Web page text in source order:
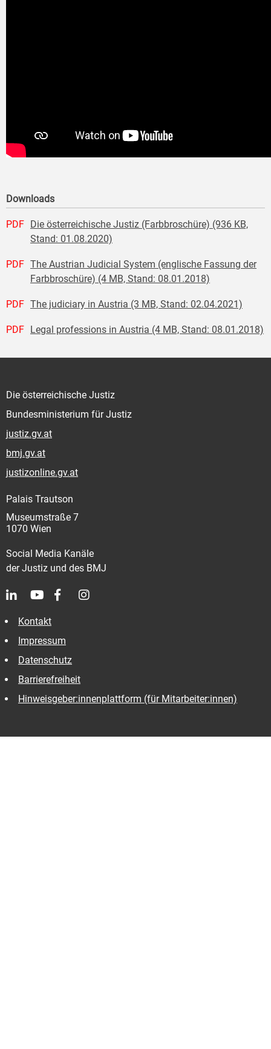
Downloads
PDF
Die österreichische Justiz (Farbbroschüre) (936 KB,
Stand: 01.08.2020)
PDF The Austrian Judicial System (englische Fassung der
Farbbroschüre) (4 MB, Stand: 08.01.2018)
PDF The judiciary in Austria (3 MB, Stand: 02.04.2021)
PDF Legal professions in Austria (4 MB, Stand: 08.01.2018)
Die österreichische Justiz
Bundesministerium für Justiz
justiz.gv.at
bmj.gv.at
justizonline.gv.at
Palais Trautson
Museumstraße 7
1070 Wien
Social Media Kanäle
der Justiz und des BMJ
Kontakt
Impressum
Datenschutz
Barrierefreiheit
Hinweisgeber:innenplattform (für Mitarbeiter:innen)